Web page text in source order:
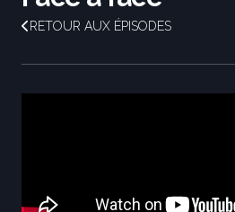
RETOUR AUX ÉPISODES